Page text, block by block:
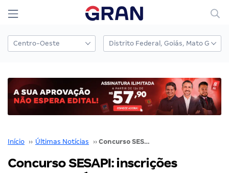
Início ›› Últimas Notícias ›› Concurso SESAPI: inscrições entram nas ÚLTIMAS HORAS!
Concurso SESAPI: inscrições